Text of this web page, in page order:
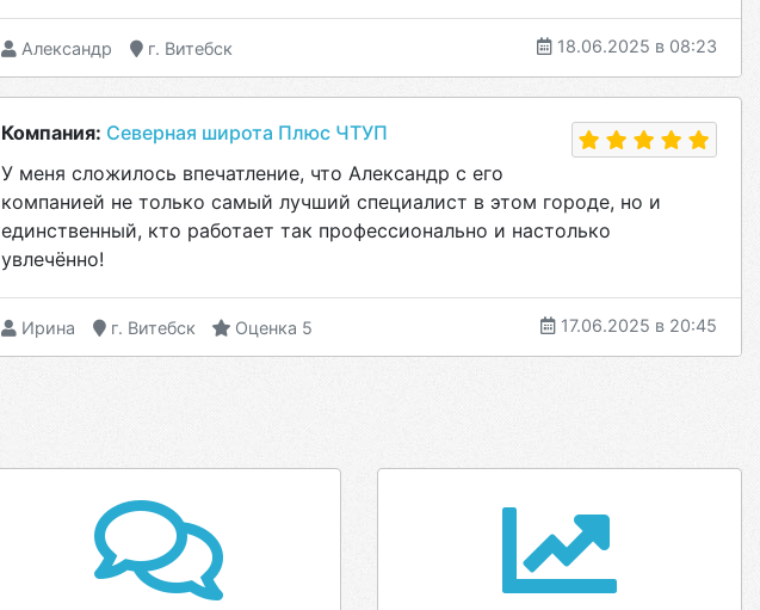
Александр г. Витебск 18.06.2025 в 08:23
Компания: Северная широта Плюс ЧТУП
У меня сложилось впечатление, что Александр с его
компанией не только самый лучший специалист в этом городе, но и
единственный, кто работает так профессионально и настолько
увлечённо!
Ирина г. Витебск Оценка 5 17.06.2025 в 20:45